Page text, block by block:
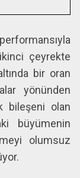
çeyrekte
bir oran
yönünden
bileşeni olan
büyümenin
olumsuz